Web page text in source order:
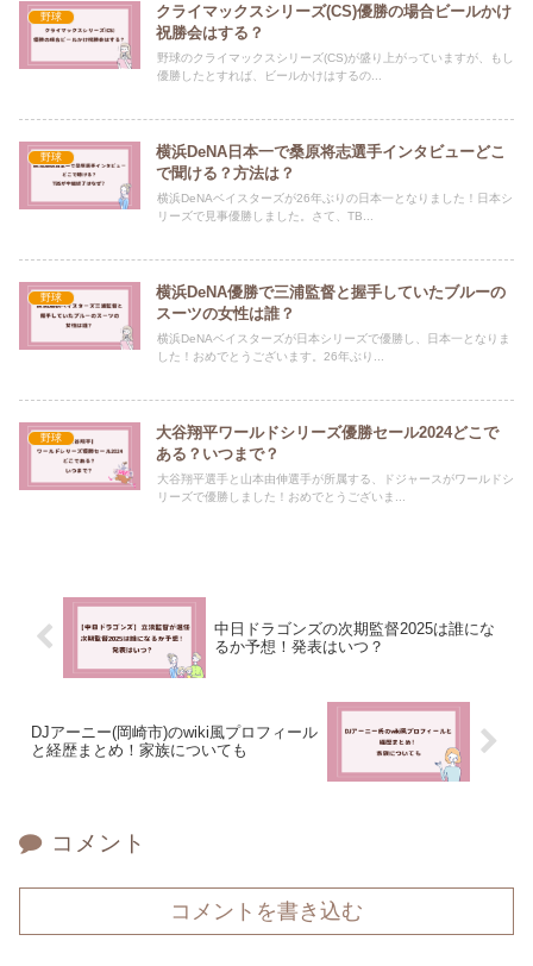
野球
クライマックスシリーズ(CS)優勝の場合ビールかけ
祝勝会はする？
野球のクライマックスシリーズ(CS)が盛り上がっていますが、もし
優勝したとすれば、ビールかけはするの...
野球
横浜DeNA日本一で桑原将志選手インタビューどこ
で聞ける？方法は？
横浜DeNAベイスターズが26年ぶりの日本一となりました！日本シ
リーズで見事優勝しました。さて、TB...
野球
横浜DeNA優勝で三浦監督と握手していたブルーの
スーツの女性は誰？
横浜DeNAベイスターズが日本シリーズで優勝し、日本一となりま
した！おめでとうございます。26年ぶり...
野球
大谷翔平ワールドシリーズ優勝セール2024どこで
ある？いつまで？
大谷翔平選手と山本由伸選手が所属する、ドジャースがワールドシ
リーズで優勝しました！おめでとうございま...
中日ドラゴンズの次期監督2025は誰にな
るか予想！発表はいつ？
DJアーニー(岡崎市)のwiki風プロフィール
と経歴まとめ！家族についても
コメント
コメントを書き込む